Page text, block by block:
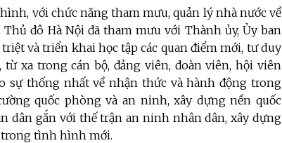
với chức năng tham mưu, quản lý nhà nước về
đô Hà Nội đã tham mưu với Thành ủy, Ủy ban
và triển khai học tập các quan điểm mới, tư duy
xa trong cán bộ, đảng viên, đoàn viên, hội viên
sự thống nhất về nhận thức và hành động trong
quốc phòng và an ninh, xây dựng nền quốc
dân gắn với thế trận an ninh nhân dân, xây dựng
tình hình mới.